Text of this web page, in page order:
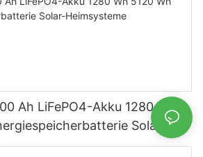
Ah LiFePO4-Akku 1280 Wh
Solar-